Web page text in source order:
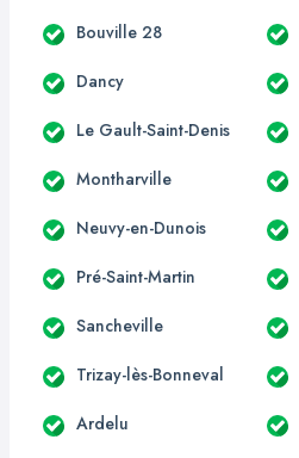
Bouville 28
Dancy
Le Gault-Saint-Denis
Montharville
Neuvy-en-Dunois
Pré-Saint-Martin
Sancheville
Trizay-lès-Bonneval
Ardelu